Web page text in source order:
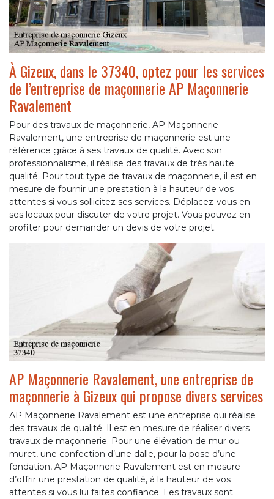
À Gizeux, dans le 37340, optez pour les services
de l’entreprise de maçonnerie AP Maçonnerie
Ravalement
Pour des travaux de maçonnerie, AP Maçonnerie
Ravalement, une entreprise de maçonnerie est une
référence grâce à ses travaux de qualité. Avec son
professionnalisme, il réalise des travaux de très haute
qualité. Pour tout type de travaux de maçonnerie, il est en
mesure de fournir une prestation à la hauteur de vos
attentes si vous sollicitez ses services. Déplacez-vous en
ses locaux pour discuter de votre projet. Vous pouvez en
profiter pour demander un devis de votre projet.
AP Maçonnerie Ravalement, une entreprise de
maçonnerie à Gizeux qui propose divers services
AP Maçonnerie Ravalement est une entreprise qui réalise
des travaux de qualité. Il est en mesure de réaliser divers
travaux de maçonnerie. Pour une élévation de mur ou
muret, une confection d’une dalle, pour la pose d’une
fondation, AP Maçonnerie Ravalement est en mesure
d’offrir une prestation de qualité, à la hauteur de vos
attentes si vous lui faites confiance. Les travaux sont